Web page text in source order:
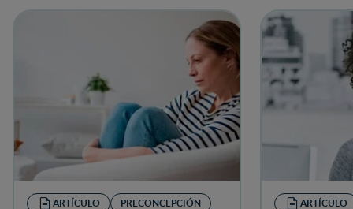
ARTÍCULO PRECONCEPCIÓN ARTÍCULO